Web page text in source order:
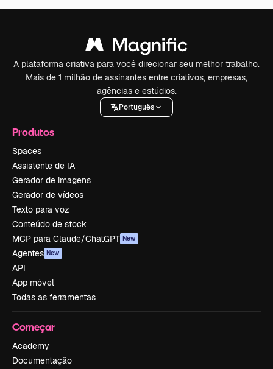
A plataforma criativa para você direcionar seu melhor trabalho.
Mais de 1 milhão de assinantes entre criativos, empresas,
agências e estúdios.
Português
Produtos
Spaces
Assistente de IA
Gerador de imagens
Gerador de vídeos
Texto para voz
Conteúdo de stock
MCP para Claude/ChatGPT New
Agentes New
API
App móvel
Todas as ferramentas
Começar
Academy
Documentação